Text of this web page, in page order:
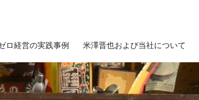
ロ経営の実践事例 米澤晋也および当社について